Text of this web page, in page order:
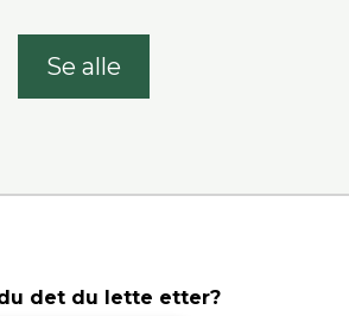
Se alle
det du lette etter?